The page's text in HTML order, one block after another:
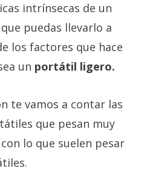
intrínsecas de un
puedas llevarlo a
los factores que hace
un portátil ligero.
te vamos a contar las
que pesan muy
lo que suelen pesar